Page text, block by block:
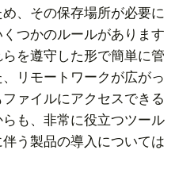
、その保存場所が必要に
つかのルールがあります
を遵守した形で簡単に管
リモートワークが広がっ
ァイルにアクセスできる
も、非常に役立つツール
う製品の導入については